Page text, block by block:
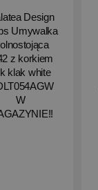
Design
Umywalka
z korkiem
klak white
W